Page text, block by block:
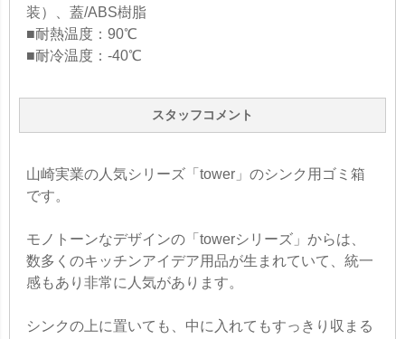
装）、蓋/ABS樹脂
■耐熱温度：90℃
■耐冷温度：-40℃
スタッフコメント
山崎実業の人気シリーズ「tower」のシンク用ゴミ箱
です。
モノトーンなデザインの「towerシリーズ」からは、
数多くのキッチンアイデア用品が生まれていて、統一
感もあり非常に人気があります。
シンクの上に置いても、中に入れてもすっきり収まる